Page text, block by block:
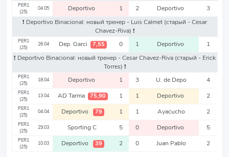
PER1
(25)
04.05 Deportivo 1 2 Deportivo
3
❗️ Deportivo Binacional: новый тренер - Luis Calmet (старый - Cesar
Chavez-Riva) ❗️
PER1
(25)
26.04 Dep. Garci 7,55 0 1 Deportivo
1
❗️ Deportivo Binacional: новый тренер - Cesar Chavez-Riva (старый - Erick
Torres) ❗️
PER1
(25)
18.04 Deportivo 1 3 U. de Depo 4
PER1
(25)
13.04 AD Tarma 75,90 1 1 Deportivo 2
PER1
(25)
04.04 Deportivo 79 1 1 Ayacucho 2
PER1
(25)
29.03 Sporting C 5 0 Deportivo 5
PER1
(25)
10.03 Deportivo 39 2 0 Juan Pablo 2